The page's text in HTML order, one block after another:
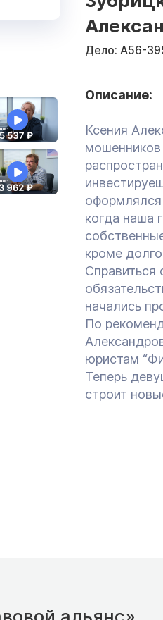
Дело: А56-
Описание:
Ксения
когда наша
кроме
Справиться
начались
По
юристам
Теперь
строит